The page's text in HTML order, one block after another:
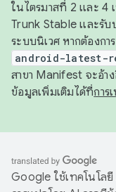
ในไตรมาสที่ 2 และ 4
Trunk Stable และรับ
ระบบนิเวศ หากต้องกา
android-latest-
สาขา Manifest จะอ้า
ข้อมูลเพิ่มเติมได้ที่การ
Google ใช้เทคโนโล